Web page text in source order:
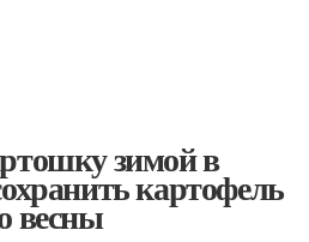
зимой в
картофель
весны